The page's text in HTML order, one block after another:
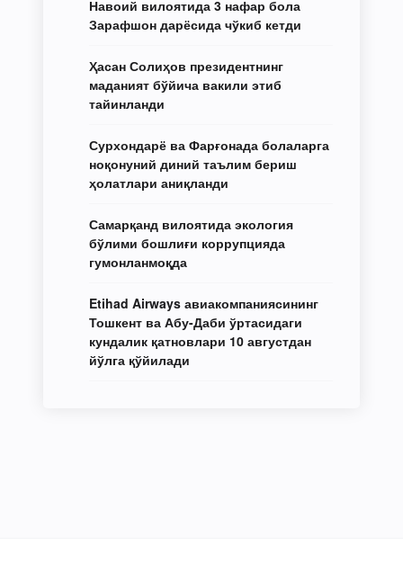
Навоий вилоятида 3 нафар бола
Зарафшон дарёсида чўкиб кетди
Ҳасан Солиҳов президентнинг
маданият бўйича вакили этиб
тайинланди
Сурхондарё ва Фарғонада болаларга
ноқонуний диний таълим бериш
ҳолатлари аниқланди
Самарқанд вилоятида экология
бўлими бошлиғи коррупцияда
гумонланмоқда
Etihad Airways авиакомпаниясининг
Тошкент ва Абу-Даби ўртасидаги
кундалик қатновлари 10 августдан
йўлга қўйилади